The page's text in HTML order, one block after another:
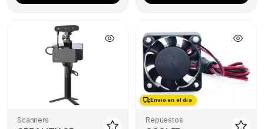
Scanners
Envío en el día
Repuestos